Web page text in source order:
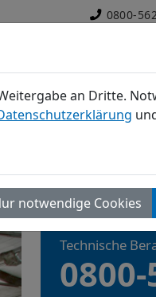
0800-
KONTAKT JOBS
Technische
an Dritte.
notwendige Cookies